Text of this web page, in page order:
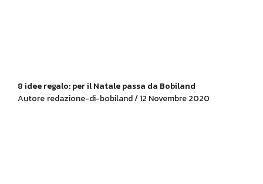
8 idee regalo: per il Natale passa da Bobiland
Autore redazione-di-bobiland / 12 Novembre 2020